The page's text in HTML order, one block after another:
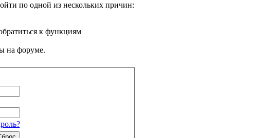
по одной из нескольких причин:
к функциям
на форуме.